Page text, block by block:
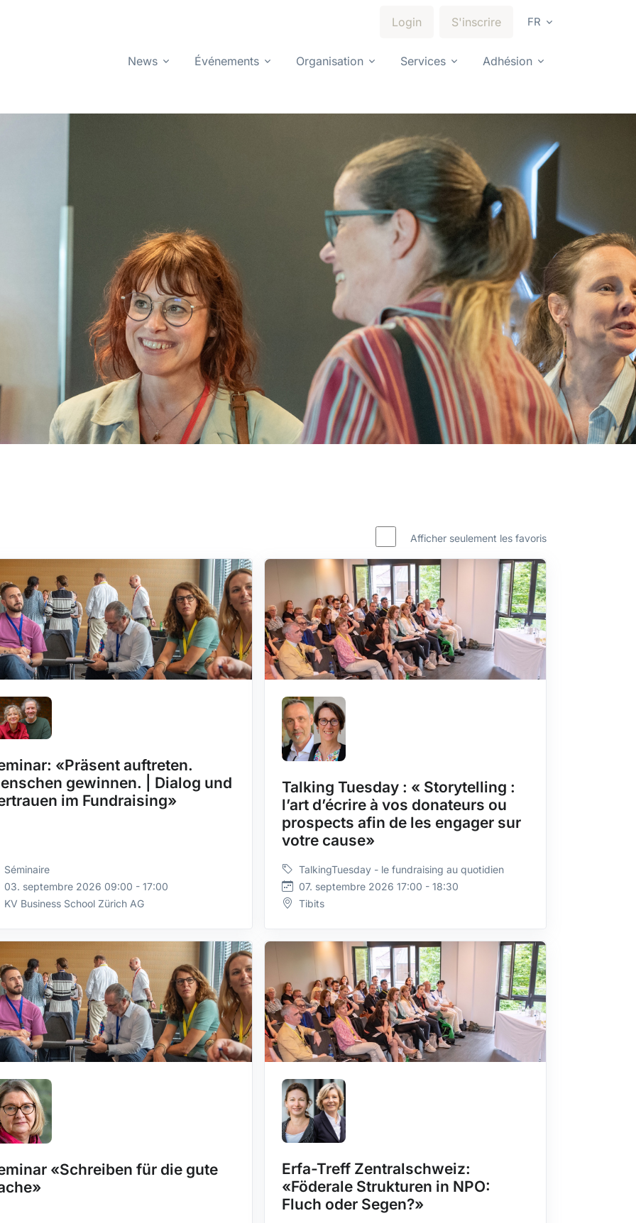
Login S'inscrire FR
News Événements Organisation Services Adhésion
Afficher seulement les favoris
«Präsent auftreten.
gewinnen. | Dialog und
im Fundraising»
Séminaire
03. septembre 2026 09:00 - 17:00
KV Business School Zürich AG
Talking Tuesday : « Storytelling :
l’art d’écrire à vos donateurs ou
prospects afin de les engager sur
votre cause»
TalkingTuesday - le fundraising au quotidien
07. septembre 2026 17:00 - 18:30
Tibits
«Schreiben für die gute
Erfa-Treff Zentralschweiz:
«Föderale Strukturen in NPO:
Fluch oder Segen?»